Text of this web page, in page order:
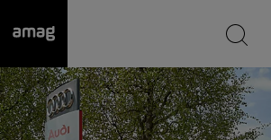
Il suo garage è stato salvato